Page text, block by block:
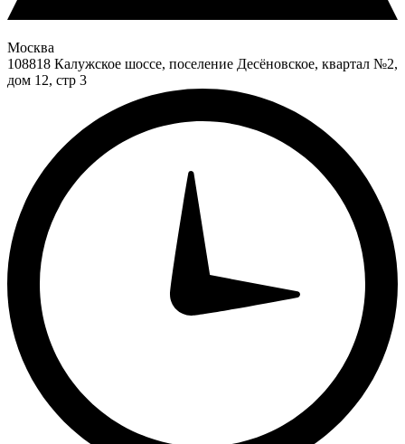
Москва
108818 Калужское шоссе, поселение Десёновское, квартал №2,
дом 12, стр 3